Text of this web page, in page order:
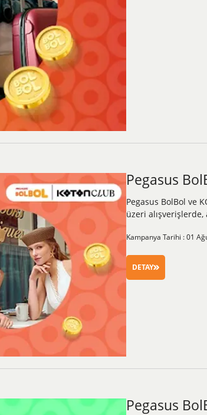
Pegasus
Pegasus BolBol ve
üzeri alışverişlerde,
Kampanya Tarihi : 01
DETAY
Pegasus